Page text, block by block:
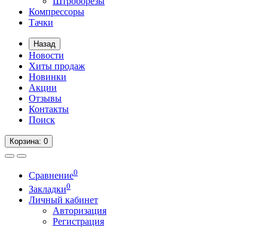
Компрессоры
Тачки
Назад
Новости
Хиты продаж
Новинки
Акции
Отзывы
Контакты
Поиск
Корзина: 0
Сравнение0
Закладки0
Личный кабинет
Авторизация
Регистрация